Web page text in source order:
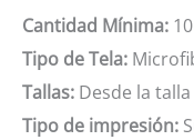
Cantidad Mínima:
Tipo de Tela:
Tallas: Desde la talla
Tipo de impresión: